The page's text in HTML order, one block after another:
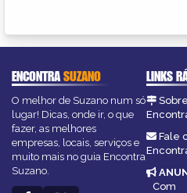
ENCONTRASUZANO
O melhor de Suzano num só
lugar! Dicas, onde ir, o que
fazer, as melhores
empresas, locais, serviços e
muito mais no guia Encontra
Suzano.
LINKS
Sobre
Fale
Com